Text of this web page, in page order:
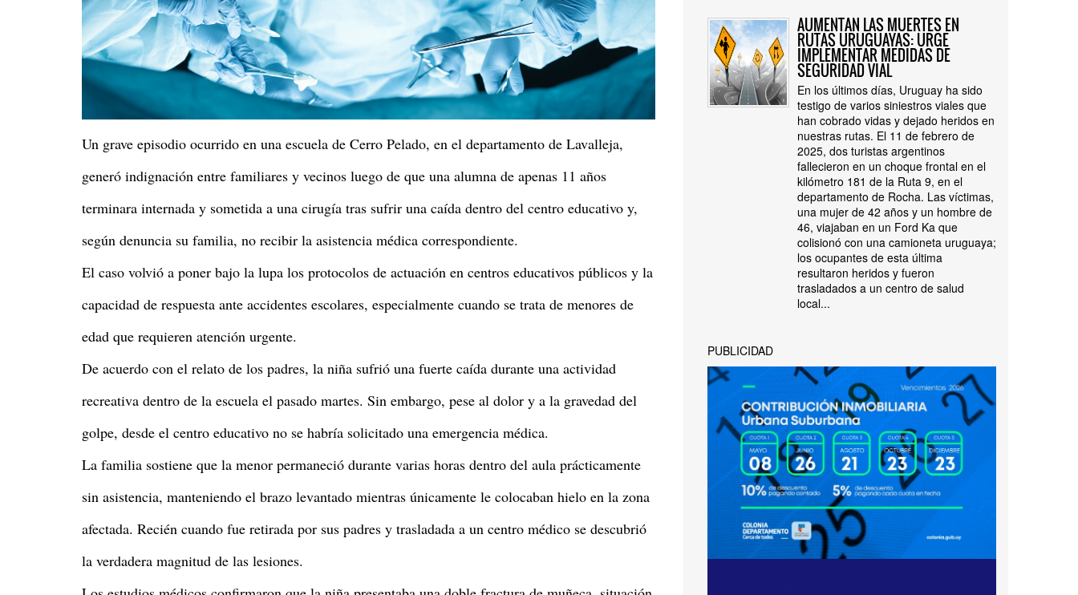
Un grave episodio ocurrido en una escuela de Cerro Pelado, en el departamento de Lavalleja,
generó indignación entre familiares y vecinos luego de que una alumna de apenas 11 años
terminara internada y sometida a una cirugía tras sufrir una caída dentro del centro educativo y,
según denuncia su familia, no recibir la asistencia médica correspondiente.
El caso volvió a poner bajo la lupa los protocolos de actuación en centros educativos públicos y la
capacidad de respuesta ante accidentes escolares, especialmente cuando se trata de menores de
edad que requieren atención urgente.
De acuerdo con el relato de los padres, la niña sufrió una fuerte caída durante una actividad
recreativa dentro de la escuela el pasado martes. Sin embargo, pese al dolor y a la gravedad del
golpe, desde el centro educativo no se habría solicitado una emergencia médica.
La familia sostiene que la menor permaneció durante varias horas dentro del aula prácticamente
sin asistencia, manteniendo el brazo levantado mientras únicamente le colocaban hielo en la zona
afectada. Recién cuando fue retirada por sus padres y trasladada a un centro médico se descubrió
la verdadera magnitud de las lesiones.
AUMENTAN LAS MUERTES EN
RUTAS URUGUAYAS: URGE
IMPLEMENTAR MEDIDAS DE
SEGURIDAD VIAL
En los últimos días, Uruguay ha sido
testigo de varios siniestros viales que
han cobrado vidas y dejado heridos en
nuestras rutas. El 11 de febrero de
2025, dos turistas argentinos
fallecieron en un choque frontal en el
kilómetro 181 de la Ruta 9, en el
departamento de Rocha. Las víctimas,
una mujer de 42 años y un hombre de
46, viajaban en un Ford Ka que
colisionó con una camioneta uruguaya;
los ocupantes de esta última
resultaron heridos y fueron
trasladados a un centro de salud
local...
PUBLICIDAD